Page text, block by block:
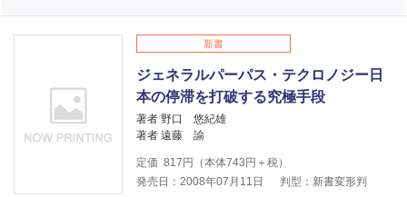
新書
ジェネラルパーパス・テクロノジー日
本の停滞を打破する究極手段
著者 野口 悠紀雄
著者 遠藤 諭
定価 817 円（本体743 円＋税）
発売日：2008年07月11日
判型：新書変形判